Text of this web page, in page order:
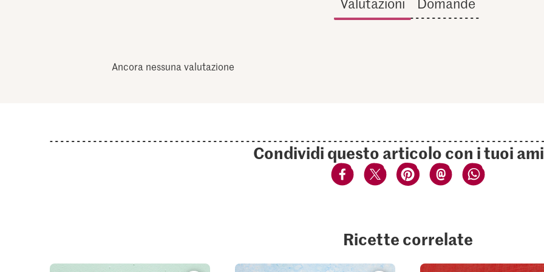
Ancora nessuna valutazione
Condividi questo articolo con i tuoi
Ricette correlate